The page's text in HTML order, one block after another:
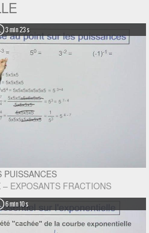
3 min 23 s
PUISSANCES
EXPOSANTS FRACTIONS
6 min 10 s